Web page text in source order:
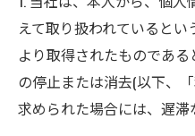
えて取り扱われていると
より取得されたものであ
の停止または消去(以下、
求められた場合には、遅滞